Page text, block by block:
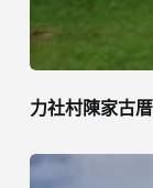
力社村陳家古